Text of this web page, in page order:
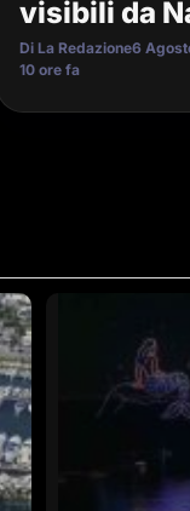
visibili da
Di La Redazione6
10 ore fa